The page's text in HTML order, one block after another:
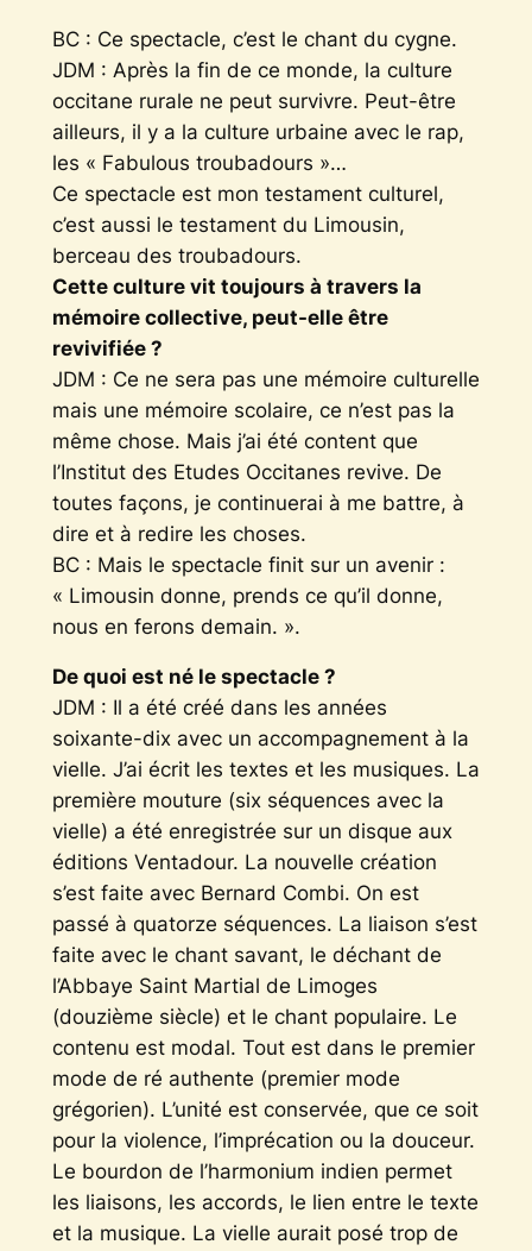
BC : Ce spectacle, c’est le chant du cygne.
JDM : Après la fin de ce monde, la culture
occitane rurale ne peut survivre. Peut-être
ailleurs, il y a la culture urbaine avec le rap,
les « Fabulous troubadours »…
Ce spectacle est mon testament culturel,
c’est aussi le testament du Limousin,
berceau des troubadours.
Cette culture vit toujours à travers la
mémoire collective, peut-elle être
revivifiée ?
JDM : Ce ne sera pas une mémoire culturelle
mais une mémoire scolaire, ce n’est pas la
même chose. Mais j’ai été content que
l’Institut des Etudes Occitanes revive. De
toutes façons, je continuerai à me battre, à
dire et à redire les choses.
BC : Mais le spectacle finit sur un avenir :
« Limousin donne, prends ce qu’il donne,
nous en ferons demain. ».
De quoi est né le spectacle ?
JDM : Il a été créé dans les années
soixante-dix avec un accompagnement à la
vielle. J’ai écrit les textes et les musiques. La
première mouture (six séquences avec la
vielle) a été enregistrée sur un disque aux
éditions Ventadour. La nouvelle création
s’est faite avec Bernard Combi. On est
passé à quatorze séquences. La liaison s’est
faite avec le chant savant, le déchant de
l’Abbaye Saint Martial de Limoges
(douzième siècle) et le chant populaire. Le
contenu est modal. Tout est dans le premier
mode de ré authente (premier mode
grégorien). L’unité est conservée, que ce soit
pour la violence, l’imprécation ou la douceur.
Le bourdon de l’harmonium indien permet
les liaisons, les accords, le lien entre le texte
et la musique. La vielle aurait posé trop de